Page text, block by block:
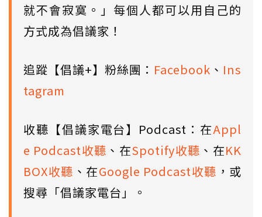
就不會寂寞。」每個人都可以用自己的
方式成為倡議家！
追蹤【倡議+】粉絲團： Facebook 、 Ins
tagram
收聽【倡議家電台】Podcast：在Appl
e Podcast收聽 、在Spotify收聽 、在KK
BOX收聽 、在Google Podcast收聽 ，或
搜尋「倡議家電台」。